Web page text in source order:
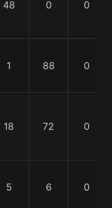
48 0 0
1 88 0
18 72 0
5 6 0